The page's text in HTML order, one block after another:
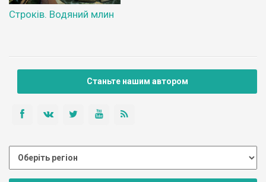
Строків. Водяний млин
Станьте нашим автором